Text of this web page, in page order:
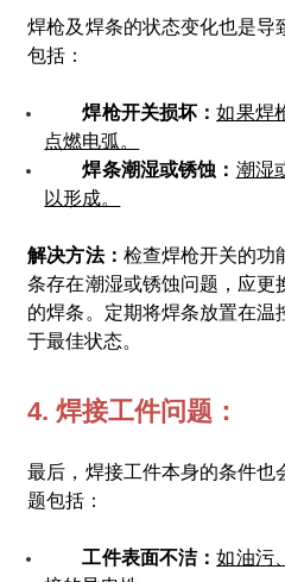
焊枪及焊条的状态变化也是导
包括：
焊枪开关损坏：如果焊
点燃电弧。
焊条潮湿或锈蚀： 潮湿
以形成。
解决方法： 检查焊枪开关的功
条存在潮湿或锈蚀问题，应更
的焊条。定期将焊条放置在温
于最佳状态。
4. 焊接工件问题：
最后，焊接工件本身的条件也
题包括：
工件表面不洁：如油污